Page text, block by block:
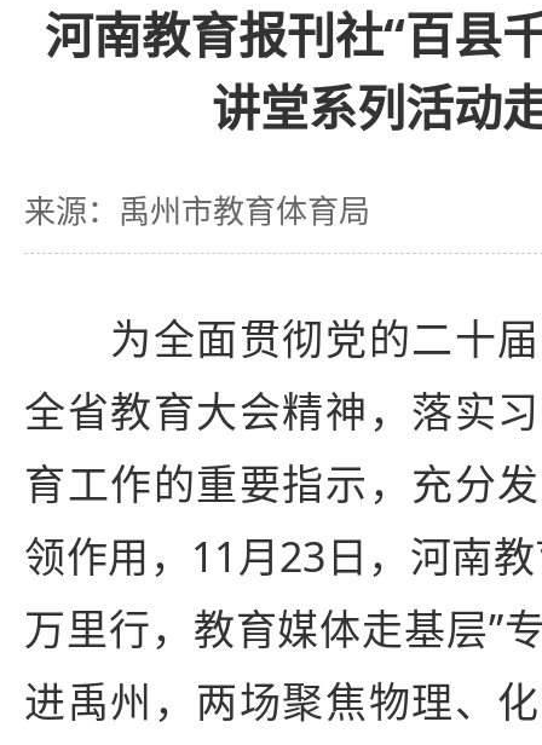
河南教育报刊社“百县
讲堂系列活动
来源：禹州市教育体育局
为全面贯彻党的二十届
全省教育大会精神，落实
育工作的重要指示，充分
领作用，11月23日，河南
万里行，教育媒体走基层”
进禹州，两场聚焦物理、